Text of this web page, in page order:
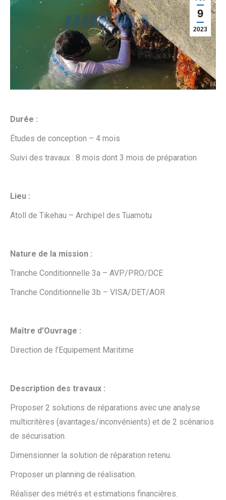
9
2023
Durée :
Études de conception – 4 mois
Suivi des travaux : 8 mois dont 3 mois de préparation
Lieu :
Atoll de Tikehau – Archipel des Tuamotu
Nature de la mission :
Tranche Conditionnelle 3a – AVP/PRO/DCE
Tranche Conditionnelle 3b – VISA/DET/AOR
Maître d’Ouvrage :
Direction de l’Equipement Maritime
Description des travaux :
Proposer 2 solutions de réparations avec une analyse
multicritères (avantages/inconvénients) et de 2 scénarios
de sécurisation.
Dimensionner la solution de réparation retenu.
Proposer un planning de réalisation.
Réaliser des métrés et estimations financières.